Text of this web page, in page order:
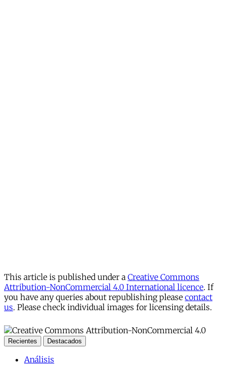
This article is published under a Creative Commons
Attribution-NonCommercial 4.0 International licence. If
you have any queries about republishing please contact
us. Please check individual images for licensing details.
Recientes Destacados
Análisis